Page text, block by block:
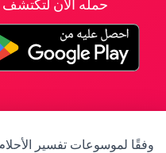
حمله الآن
وفقًا لموسوعات تفسير